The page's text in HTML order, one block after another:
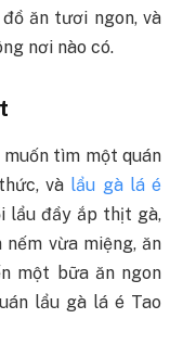
ăn tươi ngon, và
nơi nào có.
tìm một quán
và lẩu gà lá é
lẩu đầy ắp thịt gà,
vừa miệng, ăn
một bữa ăn ngon
lẩu gà lá é Tao